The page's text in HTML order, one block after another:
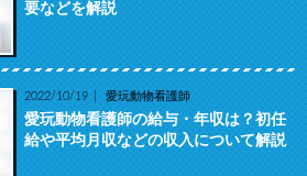
要などを解説
2022/10/19 愛玩動物看護師
愛玩動物看護師の給与・年収は？初任
給や平均月収などの収入について解説